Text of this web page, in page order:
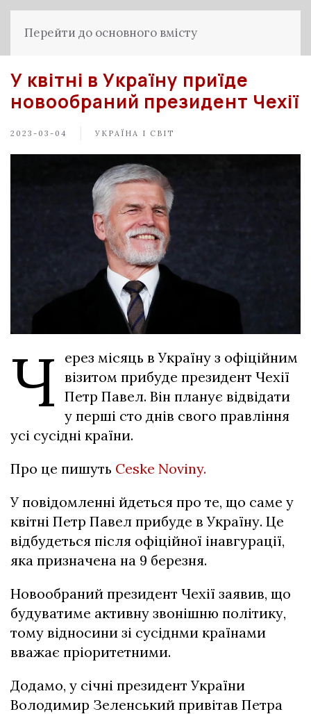
Перейти до основного вмісту
У квітні в Україну приїде
новообраний президент Чехії
2023-03-04 УКРАЇНА І СВІТ
Ч
ерез місяць в Україну з офіційним
візитом прибуде президент Чехії
Петр Павел. Він планує відвідати
у перші сто днів свого правління
усі сусідні країни.
Про це пишуть Ceske Noviny.
У повідомленні йдеться про те, що саме у
квітні Петр Павел прибуде в Україну. Це
відбудеться після офіційної інавгурації,
яка призначена на 9 березня.
Новообраний президент Чехії заявив, що
будуватиме активну звонішню політику,
тому відносини зі сусіднми країнами
вважає пріоритетними.
Додамо, у січні президент України
Володимир Зеленський привітав Петра